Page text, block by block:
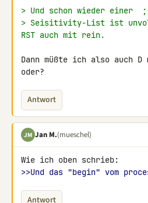
> Und schon wieder einer
> Seisitivity-List ist
RST auch mit rein.
Dann müßte ich also auch
oder?
Antwort
JM Jan M.(mueschel)
>>Und das "begin" vom
Antwort